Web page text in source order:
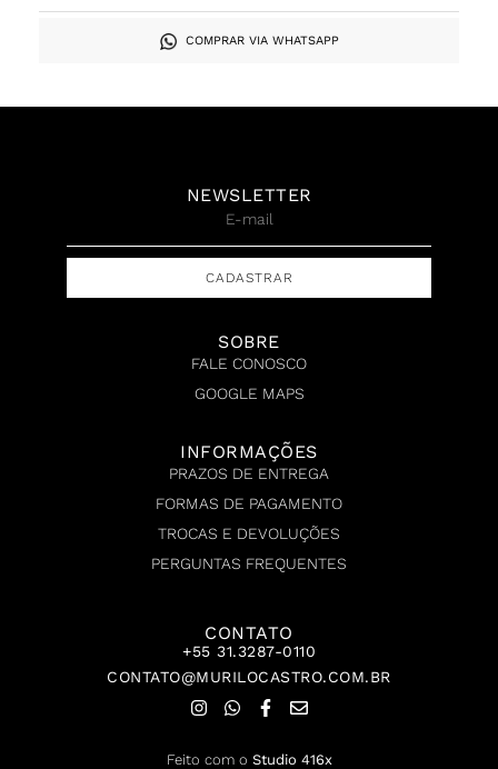
COMPRAR VIA WHATSAPP
NEWSLETTER
CADASTRAR
SOBRE
FALE CONOSCO
GOOGLE MAPS
INFORMAÇÕES
PRAZOS DE ENTREGA
FORMAS DE PAGAMENTO
TROCAS E DEVOLUÇÕES
PERGUNTAS FREQUENTES
CONTATO
+55 31.3287-0110
CONTATO@MURILOCASTRO.COM.BR
Feito com o Studio 416x